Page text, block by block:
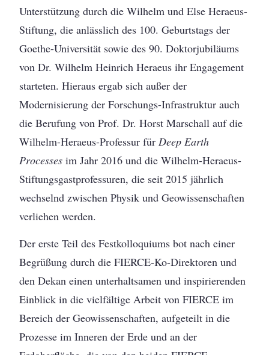
Unterstützung durch die Wilhelm und Else Heraeus-
Stiftung, die anlässlich des 100. Geburtstags der
Goethe-Universität sowie des 90. Doktorjubiläums
von Dr. Wilhelm Heinrich Heraeus ihr Engagement
starteten. Hieraus ergab sich außer der
Modernisierung der Forschungs-Infrastruktur auch
die Berufung von Prof. Dr. Horst Marschall auf die
Wilhelm-Heraeus-Professur für Deep Earth
Processes im Jahr 2016 und die Wilhelm-Heraeus-
Stiftungsgastprofessuren, die seit 2015 jährlich
wechselnd zwischen Physik und Geowissenschaften
verliehen werden.
Der erste Teil des Festkolloquiums bot nach einer
Begrüßung durch die FIERCE-Ko-Direktoren und
den Dekan einen unterhaltsamen und inspirierenden
Einblick in die vielfältige Arbeit von FIERCE im
Bereich der Geowissenschaften, aufgeteilt in die
Prozesse im Inneren der Erde und an der